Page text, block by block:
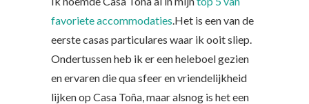
favoriete accommodaties .Het is een van de
eerste casas particulares waar ik ooit sliep.
Ondertussen heb ik er een heleboel gezien
en ervaren die qua sfeer en vriendelijkheid
lijken op Casa Toña, maar alsnog is het een